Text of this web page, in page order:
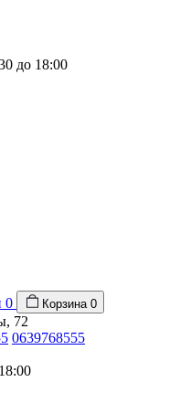
до 18:00
0 Корзина 0
72
0639768555